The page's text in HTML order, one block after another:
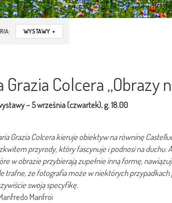
WYSTAWY +
Grazia Colcera
– 5 września (czwartek), g. 18.00
Grazia Colcera kieruje obiektyw na równinę
przyrody, który fascynuje i podnosi na duchu.
w obrazie przybierają zupełnie inną formę,
trafne, że fotografia może w niektórych
swoją specyfikę.
Manfroi